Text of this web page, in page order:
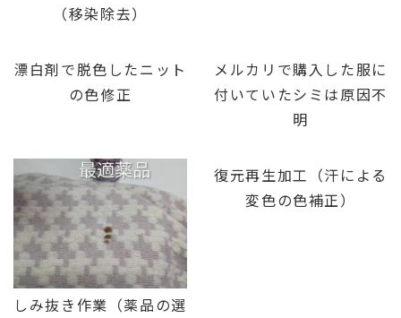
（移染除去）
漂白剤で脱色したニット
の色修正
メルカリで購入した服に
付いていたシミは原因不
明
しみ抜き作業（薬品の選
復元再生加工（汗による
変色の色補正）